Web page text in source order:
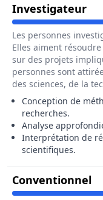
Investigateur
Les personnes
Elles aiment
sur des projets
personnes sont
des sciences, de la
Conception de
recherches.
Analyse
Interprétation de
scientifiques.
Conventionnel